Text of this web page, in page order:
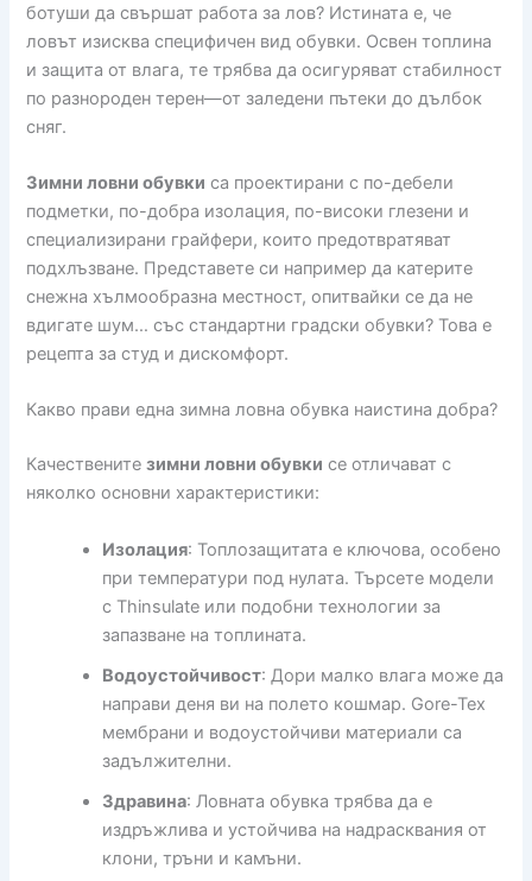
ботуши да свършат работа за лов? Истината е, че
ловът изисква специфичен вид обувки. Освен топлина
и защита от влага, те трябва да осигуряват стабилност
по разнороден терен—от заледени пътеки до дълбок
сняг.
Зимни ловни обувки са проектирани с по-дебели
подметки, по-добра изолация, по-високи глезени и
специализирани грайфери, които предотвратяват
подхлъзване. Представете си например да катерите
снежна хълмообразна местност, опитвайки се да не
вдигате шум… със стандартни градски обувки? Това е
рецепта за студ и дискомфорт.
Какво прави една зимна ловна обувка наистина добра?
Качественитезимни ловни обувки се отличават с
няколко основни характеристики:
Изолация: Топлозащитата е ключова, особено
при температури под нулата. Търсете модели
с Thinsulate или подобни технологии за
запазване на топлината.
Водоустойчивост: Дори малко влага може да
направи деня ви на полето кошмар. Gore-Tex
мембрани и водоустойчиви материали са
задължителни.
Здравина: Ловната обувка трябва да е
издръжлива и устойчива на надрасквания от
клони, тръни и камъни.